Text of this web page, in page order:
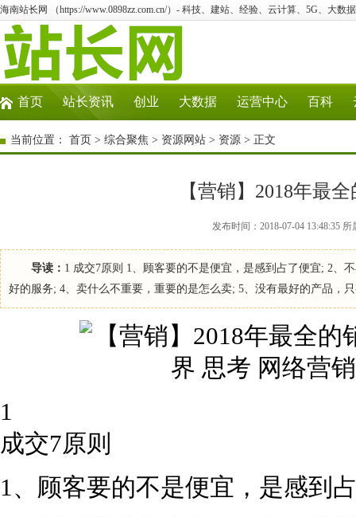
海南站长网 （https://www.0898zz.com.cn/）- 科技、建站、经验、云计算、5G、大数
首页 站长资讯 创业 大数据 运营中心 百科
当前位置： 首页 > 综合聚焦 > 资源网站 > 资源 > 正文
【营销】2018年最
发布时间：2018-07-04 13:48:35
导读： 1 成交7原则 1、顾客要的不是便宜，是感到占了便宜; 2、
好的服务; 4、卖什么不重要，重要的是怎么卖; 5、没有最好的产品，
1
成交7原则
1、顾客要的不是便宜，是感到